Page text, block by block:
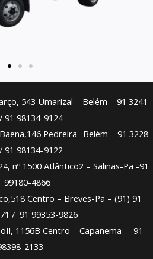
543 Umarizal – Belém – 91 3241-
91 98134-9124
Pedreira- Belém – 91 3228-
91 98134-9122
nº 1500 Atlântico2 – Salinas-Pa -91
99180-4866
Centro – Breves-Pa – (91) 91
/ 91 99353-9826
1156B Centro – Capanema – 91
2133